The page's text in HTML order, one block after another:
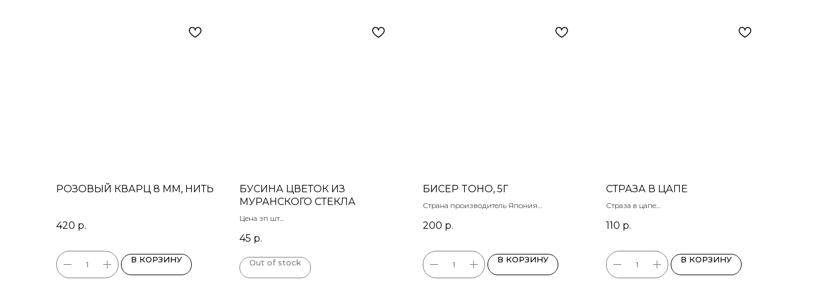
РОЗОВЫЙ КВАРЦ 8 ММ, НИТЬ
420 р.
В КОРЗИНУ
БУСИНА ЦВЕТОК ИЗ
МУРАНСКОГО СТЕКЛА
Цена зп шт
45 р.
Out of stock
БИСЕР TOHO, 5Г
Страна производитель Япония
темно-серебристый
200 р.
В КОРЗИНУ
СТРАЗА В ЦАПЕ
Страза в цапе
Размер 14 х 10 мм
110 р.
В КОРЗИНУ